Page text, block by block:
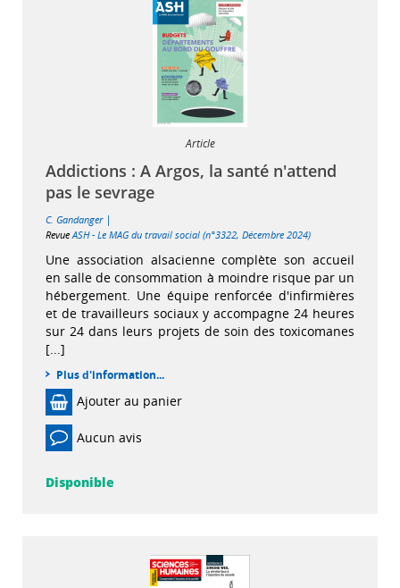
Article
Addictions : A Argos, la santé n'attend
pas le sevrage
C. Gandanger |
RevueASH - Le MAG du travail social (n°3322, Décembre 2024)
Une association alsacienne complète son accueil
en salle de consommation à moindre risque par un
hébergement. Une équipe renforcée d'infirmières
et de travailleurs sociaux y accompagne 24 heures
sur 24 dans leurs projets de soin des toxicomanes
[...]
Plus d'information...
Ajouter au panier
Aucun avis
Disponible